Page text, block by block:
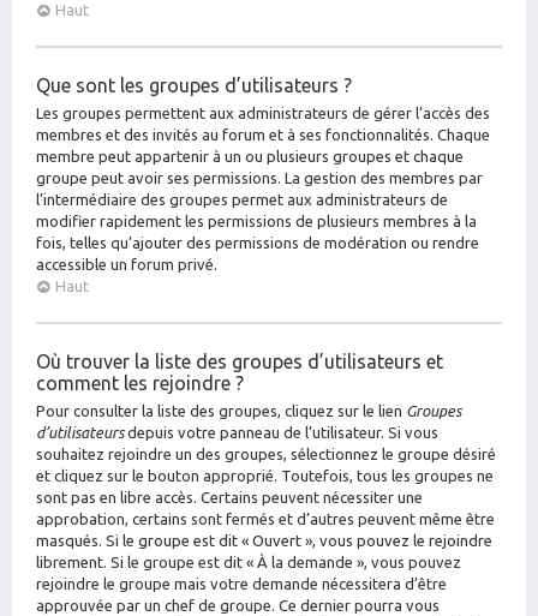
Haut
Que sont les groupes d’utilisateurs ?
Les groupes permettent aux administrateurs de gérer l’accès des
membres et des invités au forum et à ses fonctionnalités. Chaque
membre peut appartenir à un ou plusieurs groupes et chaque
groupe peut avoir ses permissions. La gestion des membres par
l’intermédiaire des groupes permet aux administrateurs de
modifier rapidement les permissions de plusieurs membres à la
fois, telles qu’ajouter des permissions de modération ou rendre
accessible un forum privé.
Haut
Où trouver la liste des groupes d’utilisateurs et
comment les rejoindre ?
Pour consulter la liste des groupes, cliquez sur le lien Groupes
d’utilisateursdepuis votre panneau de l’utilisateur. Si vous
souhaitez rejoindre un des groupes, sélectionnez le groupe désiré
et cliquez sur le bouton approprié. Toutefois, tous les groupes ne
sont pas en libre accès. Certains peuvent nécessiter une
approbation, certains sont fermés et d’autres peuvent même être
masqués. Si le groupe est dit « Ouvert », vous pouvez le rejoindre
librement. Si le groupe est dit « À la demande », vous pouvez
rejoindre le groupe mais votre demande nécessitera d’être
approuvée par un chef de groupe. Ce dernier pourra vous